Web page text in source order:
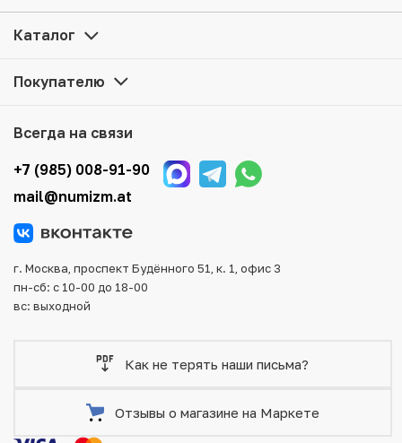
оформить заказ на сайте. Все монеты, представленные
в каталоге, находятся в наличии на нашем складе.
того, возможен самовывоз товара из офиса магазина.
тщательно упаковываются, что исключает возможность
повреждения во время доставки.
Каталог
Покупателю
Всегда на связи
+7 (985) 008-91-90
mail@numizm.at
г. Москва, проспект Будённого 51, к. 1, офис 3
пн-сб: с 10-00 до 18-00
вс: выходной
Как не терять наши письма?
Отзывы о магазине на Маркете